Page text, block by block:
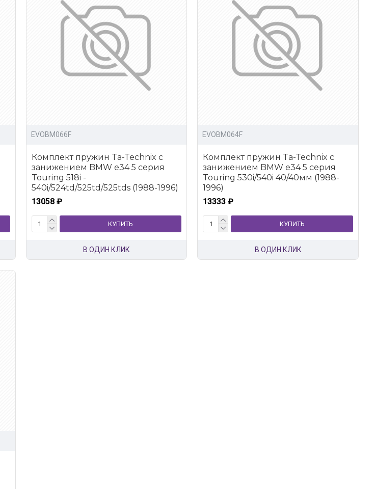
EVOBM066F
Комплект пружин Ta-Technix с
занижением BMW e34 5 серия
Touring 518i -
540i/524td/525td/525tds (1988-1996)
13058 ₽
КУПИТЬ
В ОДИН КЛИК
EVOBM064F
Комплект пружин Ta-Technix с
занижением BMW e34 5 серия
Touring 530i/540i 40/40мм (1988-
1996)
13333 ₽
КУПИТЬ
В ОДИН КЛИК